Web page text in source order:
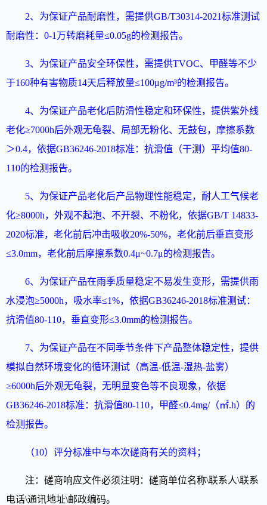
2、为保证产品耐磨性，需提供GB/T30314-2021标准测试
耐磨性：0-1万转磨耗量≤0.05g的检测报告。
3、为保证产品安全环保性，需提供TVOC、甲醛等不少
于160种有害物质14天后释放量≤100μg/m³的检测报告。
4、为保证产品老化后防滑性稳定和环保性，提供紫外线
老化≥7000h后外观无龟裂、局部无粉化、无鼓包，摩擦系数
＞0.4，依据GB36246-2018标准：抗滑值（干测）平均值80-
110的检测报告。
5、为保证产品老化后产品物理性能稳定，耐人工气候老
化≥8000h，外观不起泡、不开裂、不粉化，依据GB/T 14833-
2020标准，老化前后冲击吸收20%-50%，老化前后垂直变形
≤3.0mm，老化前后摩擦系数0.4μ~0.7μ的检测报告。
6、为保证产品在雨季质量稳定不易发生变形，需提供雨
水浸泡≥5000h，吸水率≤1%，依据GB36246-2018标准测试：
抗滑值80-110，垂直变形≤3.0mm的检测报告。
7、为保证产品在不同季节条件下产品整体稳定性，提供
模拟自然环境变化的循环测试（高温-低温-湿热-盐雾）
≥6000h后外观无龟裂，无明显变色等不良现象，依据
GB36246-2018标准：抗滑值80-110，甲醛≤0.4mg/（㎡.h）的
检测报告。
（10） 评分标准中与本次磋商有关的资料；
注：磋商响应文件必须注明：磋商单位名称\联系人\联系
电话\通讯地址\邮政编码。